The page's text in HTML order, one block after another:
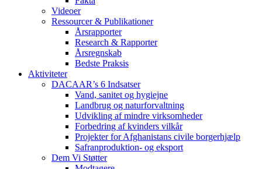
Videoer
Ressourcer & Publikationer
Årsrapporter
Research & Rapporter
Årsregnskab
Bedste Praksis
Aktiviteter
DACAAR’s 6 Indsatser
Vand, sanitet og hygiejne
Landbrug og naturforvaltning
Udvikling af mindre virksomheder
Forbedring af kvinders vilkår
Projekter for Afghanistans civile borgerhjælp
Safranproduktion- og eksport
Dem Vi Støtter